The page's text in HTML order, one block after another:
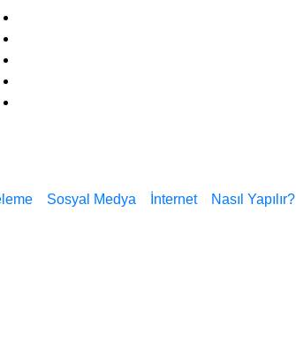
Sosyal Medya İnternet Nasıl Yapılır?